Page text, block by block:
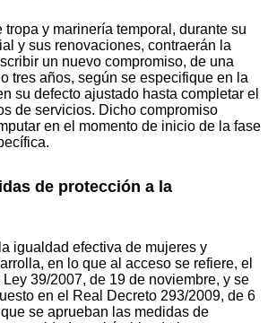
tropa y marinería temporal, durante su
y sus renovaciones, contraerán la
un nuevo compromiso, de una
tres años, según se especifique en la
su defecto ajustado hasta completar el
de servicios. Dicho compromiso
en el momento de inicio de la fase
de protección a la
igualdad efectiva de mujeres y
en lo que al acceso se refiere, el
39/2007, de 19 de noviembre, y se
en el Real Decreto 293/2009, de 6
se aprueban las medidas de